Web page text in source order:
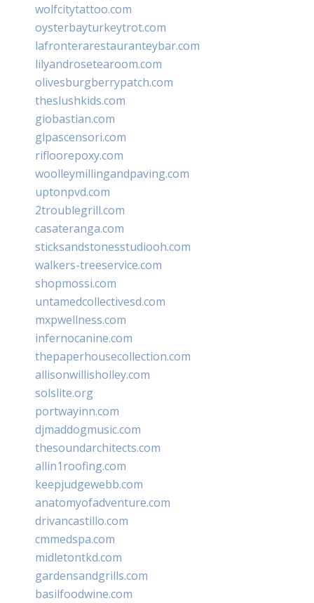
wolfcitytattoo.com
oysterbayturkeytrot.com
lafronterarestauranteybar.com
lilyandrosetearoom.com
olivesburgberrypatch.com
theslushkids.com
giobastian.com
glpascensori.com
rifloorepoxy.com
woolleymillingandpaving.com
uptonpvd.com
2troublegrill.com
casateranga.com
sticksandstonesstudiooh.com
walkers-treeservice.com
shopmossi.com
untamedcollectivesd.com
mxpwellness.com
infernocanine.com
thepaperhousecollection.com
allisonwillisholley.com
solslite.org
portwayinn.com
djmaddogmusic.com
thesoundarchitects.com
allin1roofing.com
keepjudgewebb.com
anatomyofadventure.com
drivancastillo.com
cmmedspa.com
midletontkd.com
gardensandgrills.com
basilfoodwine.com